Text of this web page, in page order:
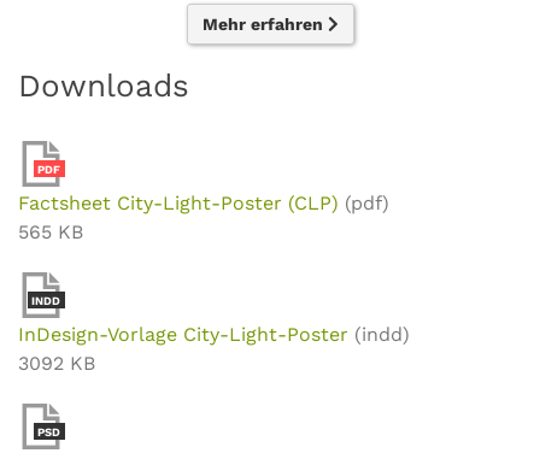
Mehr erfahren
Downloads
PDF
Factsheet City-Light-Poster (CLP) (pdf)
565 KB
INDD
InDesign-Vorlage City-Light-Poster (indd)
3092 KB
PSD